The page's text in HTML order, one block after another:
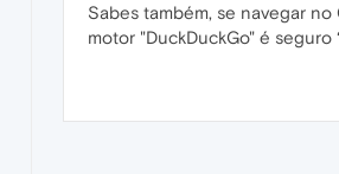
Sabes também, se navegar
motor "DuckDuckGo" é seguro